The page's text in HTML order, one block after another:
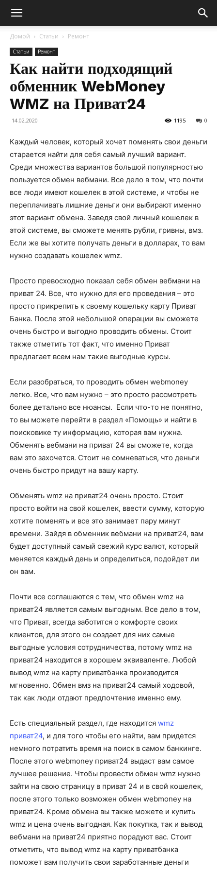
Домой Статьи Ремонт
Статьи Ремонт
Как найти подходящий
обменник WebMoney
WMZ на Приват24
14.02.2020 0
1195
Каждый человек, который хочет поменять свои деньги
старается найти для себя самый лучший вариант.
Среди множества вариантов большой популярностью
пользуется обмен вебмани. Все дело в том, что почти
все люди имеют кошелек в этой системе, и чтобы не
переплачивать лишние деньги они выбирают именно
этот вариант обмена. Заведя свой личный кошелек в
этой системе, вы сможете менять рубли, гривны, вмз.
Если же вы хотите получать деньги в долларах, то вам
нужно создавать кошелек wmz.
Просто превосходно показал себя обмен вебмани на
приват 24. Все, что нужно для его проведения – это
просто прикрепить к своему кошельку карту Приват
Банка. После этой небольшой операции вы сможете
очень быстро и выгодно проводить обмены. Стоит
также отметить тот факт, что именно Приват
предлагает всем нам такие выгодные курсы.
Если разобраться, то проводить обмен webmoney
легко. Все, что вам нужно – это просто рассмотреть
более детально все нюансы. Если что-то не понятно,
то вы можете перейти в раздел «Помощь» и найти в
поисковике ту информацию, которая вам нужна.
Обменять вебмани на приват 24 вы сможете, когда
вам это захочется. Стоит не сомневаться, что деньги
очень быстро придут на вашу карту.
Обменять wmz на приват24 очень просто. Стоит
просто войти на свой кошелек, ввести сумму, которую
хотите поменять и все это занимает пару минут
времени. Зайдя в обменник вебмани на приват24, вам
будет доступный самый свежий курс валют, который
меняется каждый день и определиться, подойдет ли
он вам.
Почти все соглашаются с тем, что обмен wmz на
приват24 является самым выгодным. Все дело в том,
что Приват, всегда заботится о комфорте своих
клиентов, для этого он создает для них самые
выгодные условия сотрудничества, потому wmz на
приват24 находится в хорошем эквиваленте. Любой
вывод wmz на карту приватбанка производится
мгновенно. Обмен вмз на приват24 самый ходовой,
так как люди отдают предпочтение именно ему.
Есть специальный раздел, где находится wmz
приват24, и для того чтобы его найти, вам придется
немного потратить время на поиск в самом банкинге.
После этого webmoney приват24 выдаст вам самое
лучшее решение. Чтобы провести обмен wmz нужно
зайти на свою страницу в приват 24 и в свой кошелек,
после этого только возможен обмен webmoney на
приват24. Кроме обмена вы также можете и купить
wmz и цена очень выгодная. Как покупка, так и вывод
вебмани на приват24 приятно порадуют вас. Стоит
отметить, что вывод wmz на карту приватбанка
поможет вам получить свои заработанные деньги